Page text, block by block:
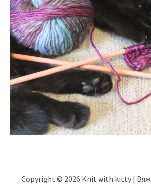
Copyright © 2026 Knit with kitty |